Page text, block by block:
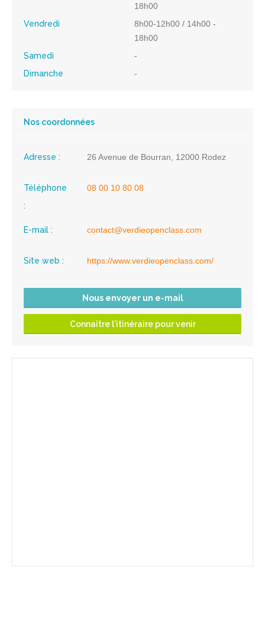
18h00
Vendredi
8h00-12h00 / 14h00 -
18h00
Samedi
-
Dimanche
-
Nos coordonnées
Adresse : 26 Avenue de Bourran, 12000 Rodez
Téléphone
:
08 00 10 80 08
E-mail : contact@verdieopenclass.com
Site web : https://www.verdieopenclass.com/
Nous envoyer un e-mail
Connaître l'itinéraire pour venir